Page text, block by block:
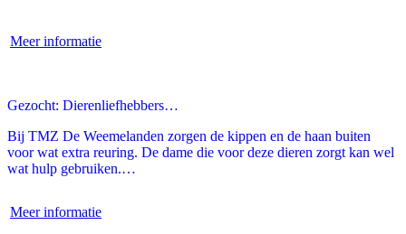
Meer informatie
Gezocht: Dierenliefhebbers…
Bij TMZ De Weemelanden zorgen de kippen en de haan buiten
voor wat extra reuring. De dame die voor deze dieren zorgt kan wel
wat hulp gebruiken.…
Meer informatie